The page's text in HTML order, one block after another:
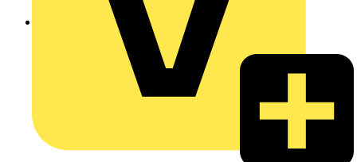
Zurück zu Produkte